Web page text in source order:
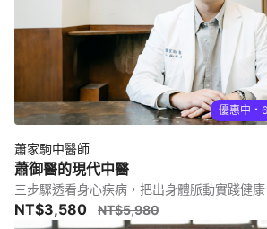
優惠中・
蕭家駒中醫師
蕭御醫的現代中醫
三步驟透看身心疾病，把出身體脈動實踐健
NT$3,580 NT$5,980